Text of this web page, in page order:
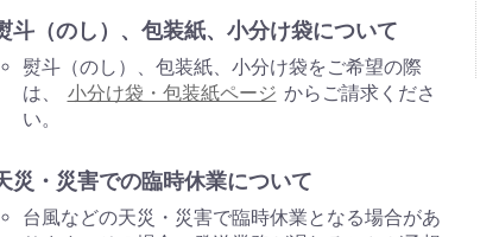
斗（のし）、包装紙、小分け袋について
熨斗（のし）、包装紙、小分け袋をご希望の際
は、
小分け袋・包装紙ページ からご請求くださ
い。
災・災害での臨時休業について
台風などの天災・災害で臨時休業となる場合があ